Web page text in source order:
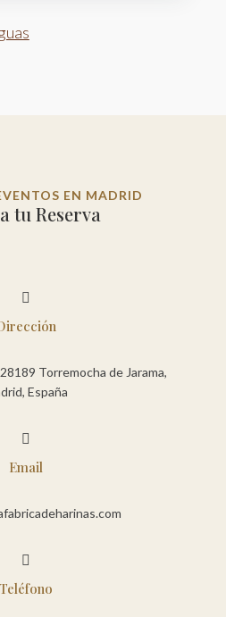
EN MADRID
tu Reserva

Torremocha de Jarama,
España

Email

Teléfono